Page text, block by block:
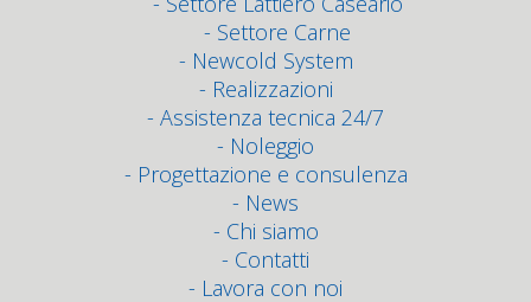
Settore Carne
Newcold System
Realizzazioni
Assistenza tecnica 24/7
Noleggio
Progettazione e consulenza
News
Chi siamo
Contatti
Lavora con noi